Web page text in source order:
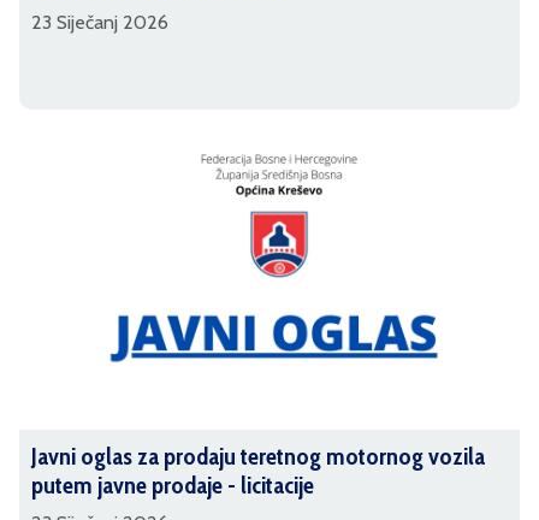
23 Siječanj 2026
Javni oglas za prodaju teretnog motornog vozila
putem javne prodaje - licitacije